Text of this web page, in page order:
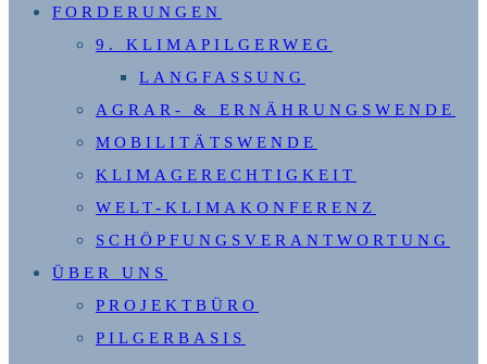
FORDERUNGEN
9. KLIMAPILGERWEG
LANGFASSUNG
AGRAR- & ERNÄHRUNGSWENDE
MOBILITÄTSWENDE
KLIMAGERECHTIGKEIT
WELT-KLIMAKONFERENZ
SCHÖPFUNGSVERANTWORTUNG
ÜBER UNS
PROJEKTBÜRO
PILGERBASIS